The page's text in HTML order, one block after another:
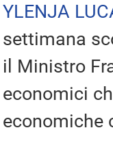
YLENJA
settimana
il Ministro
economici
economiche